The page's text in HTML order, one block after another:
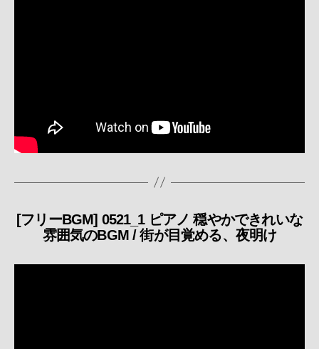
カ
テ
リ
[フリーBGM] 0521_1 ピアノ 穏やかできれいな
雰囲気のBGM / 街が目覚める、夜明け